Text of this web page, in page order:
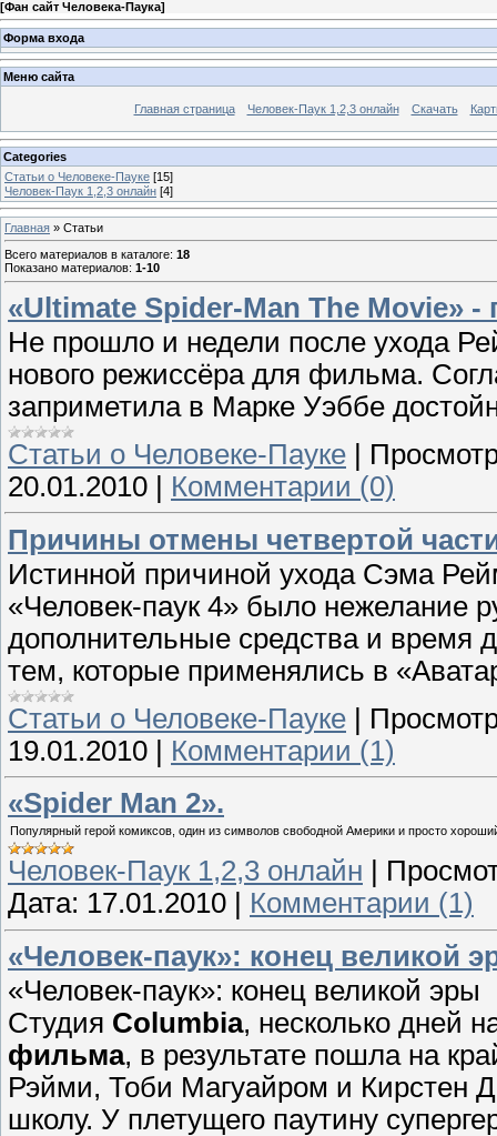
[Фан сайт Человека-Паука]
Форма входа
Меню сайта
Главная страница Человек-Паук 1,2,3 онлайн Скачать
Categories
Cтатьи о Человеке-Пауке [15]
Человек-Паук 1,2,3 онлайн [4]
Главная » Статьи
Всего материалов в каталоге: 18
Показано материалов: 1-10
«Ultimate Spider-Man The Movie»
Не прошло и недели после ухода
нового режиссёра для фильма.
заприметила в Марке Уэббе
Cтатьи о Человеке-Пауке
20.01.2010
Комментарии (0)
Причины отмены четвертой
Истинной причиной ухода Сэма
«Человек-паук 4» было нежелание
дополнительные средства и время
тем, которые применялись в
Cтатьи о Человеке-Пауке |
19.01.2010 | Комментарии (1)
«Spider Man 2».
Популярный герой комиксов, один из символов свободной Америки и просто
Человек-Паук 1,2,3 онлайн
Дата: 17.01.2010
Комментарии (1)
«Человек-паук»: конец великой
«Человек-паук»: конец великой эры
Студия Columbia, несколько дней
фильма, в результате пошла на
Рэйми, Тоби Магуайром и Кирстен
школу. У плетущего паутину